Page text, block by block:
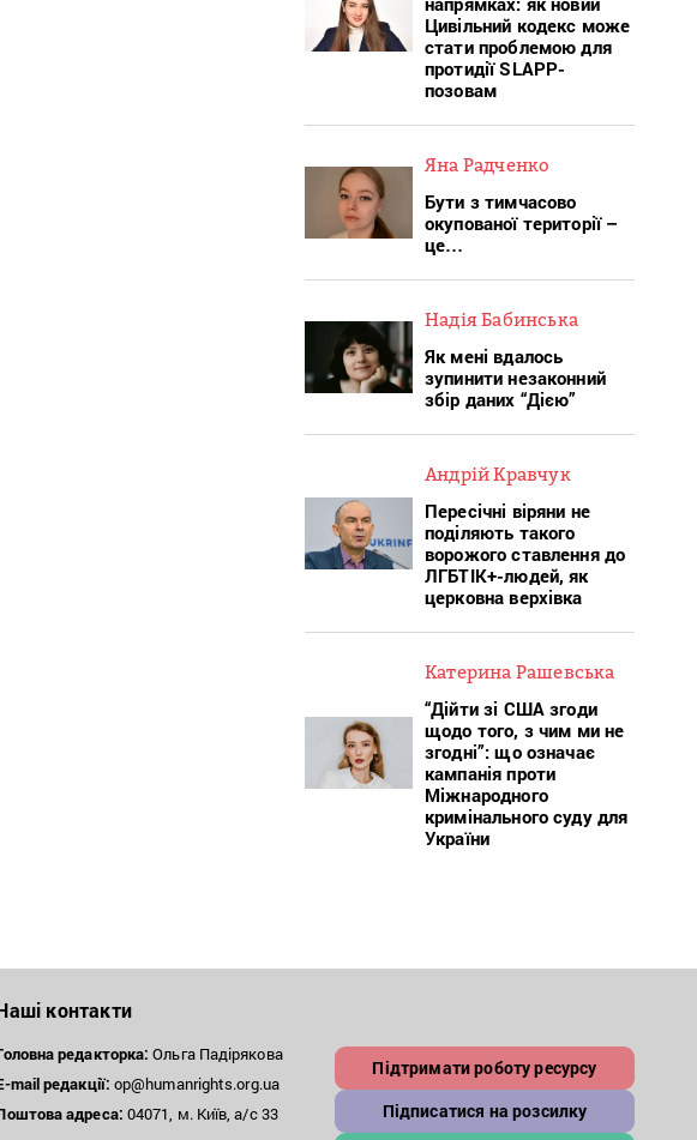
Цивільний кодекс може
стати проблемою для
протидії SLAPP-
позовам
Яна Радченко
Бути з тимчасово
окупованої території –
це…
Надія Бабинська
Як мені вдалось
зупинити незаконний
збір даних “Дією”
Андрій Кравчук
Пересічні віряни не
поділяють такого
ворожого ставлення до
ЛГБТІК+-людей, як
церковна верхівка
Катерина Рашевська
“Дійти зі США згоди
щодо того, з чим ми не
згодні”: що означає
кампанія проти
Міжнародного
кримінального суду для
України
контакти
редакторка: Ольга Падірякова
mail редакції: op@humanrights.org.ua
адреса: 04071, м. Київ, а/с 33
Підтримати роботу ресурсу
Підписатися на розсилку